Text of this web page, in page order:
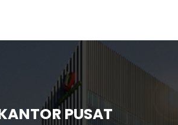
PUSAT